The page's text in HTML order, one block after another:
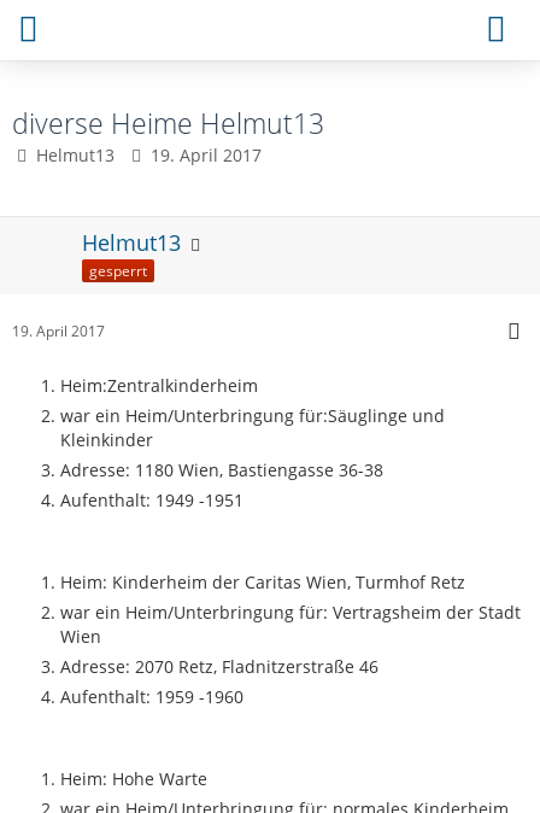
diverse Heime Helmut13
Helmut13 19. April 2017
Helmut13
gesperrt
19. April 2017
Heim:Zentralkinderheim
war ein Heim/Unterbringung für:Säuglinge und
Kleinkinder
Adresse: 1180 Wien, Bastiengasse 36-38
Aufenthalt: 1949 -1951
Heim: Kinderheim der Caritas Wien, Turmhof Retz
war ein Heim/Unterbringung für: Vertragsheim der Stadt
Wien
Adresse: 2070 Retz, Fladnitzerstraße 46
Aufenthalt: 1959 -1960
Heim: Hohe Warte